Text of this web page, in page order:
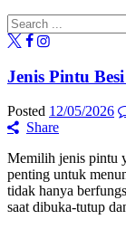
Jenis Pintu
Posted 12/05/2026
Share
Memilih jenis pintu
penting untuk
tidak hanya
saat dibuka-tutup